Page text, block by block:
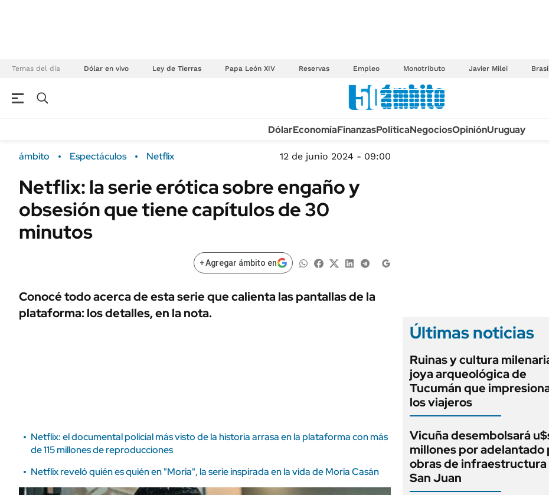
Temas del día Dólar en vivo Ley de Tierras Papa León XIV Reservas Empleo Monotributo Javier Milei
Campo
FINANZAS
Dólar
Sustentabilidad
ENERGY REPORT
URUGUAY
TECNOLOGÍA
MÉXICO
MUNDO
INFORMACIÓN GENERAL
AUTOS
DólarEconomíaFinanzasPolíticaNegociosOpiniónUruguay
ámbito Espectáculos Netflix 12 de junio 2024 - 09:00
Netflix: la serie erótica sobre engaño y
obsesión que tiene capítulos de 30
minutos
+Agregar ámbito en
Conocé todo acerca de esta serie que calienta las pantallas de la
plataforma: los detalles, en la nota.
Netflix: el documental policial más visto de la historia arrasa en la plataforma con más
de 115 millones de reproducciones
Netflix reveló quién es quién en "Moria", la serie inspirada en la vida de Moria Casán
Últimas noticias
Ruinas y cultura
joya arqueológica de
Tucumán que
los viajeros
Vicuña desembolsará
millones por adelantado
obras de infraestructura
San Juan